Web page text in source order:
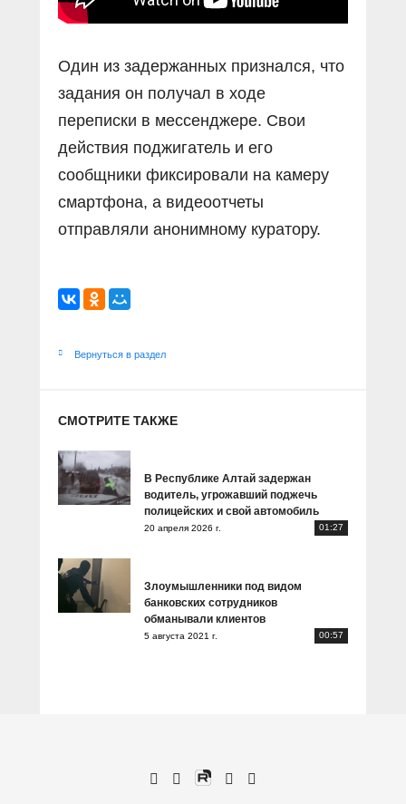
Один из задержанных признался, что
задания он получал в ходе
переписки в мессенджере. Свои
действия поджигатель и его
сообщники фиксировали на камеру
смартфона, а видеоотчеты
отправляли анонимному куратору.
Вернуться в раздел
СМОТРИТЕ ТАКЖЕ
В Республике Алтай задержан
водитель, угрожавший поджечь
полицейских и свой автомобиль
20 апреля 2026 г. 01:27
Злоумышленники под видом
банковских сотрудников
обманывали клиентов
5 августа 2021 г. 00:57